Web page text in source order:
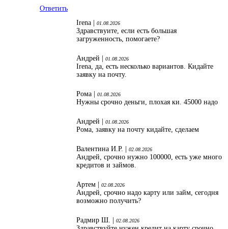
Ответить
Irena |
01.08.2026
Здравствуите, если есть большая
загруженность, помогаете?
Андрей | 01.08.2026
Irena, да, есть несколько вариантов. Кидайте
заявку на почту.
Рома | 01.08.2026
Нужны срочно деньги, плохая ки. 45000 надо
Андрей | 01.08.2026
Рома, заявку на почту кидайте, сделаем
Валентина И.Р. | 02.08.2026
Андрей, срочно нужно 100000, есть уже много
кредитов и займов.
Артем | 02.08.2026
Андрей, срочно надо карту или займ, сегодня
возможно получить?
Радмир Ш. | 02.08.2026